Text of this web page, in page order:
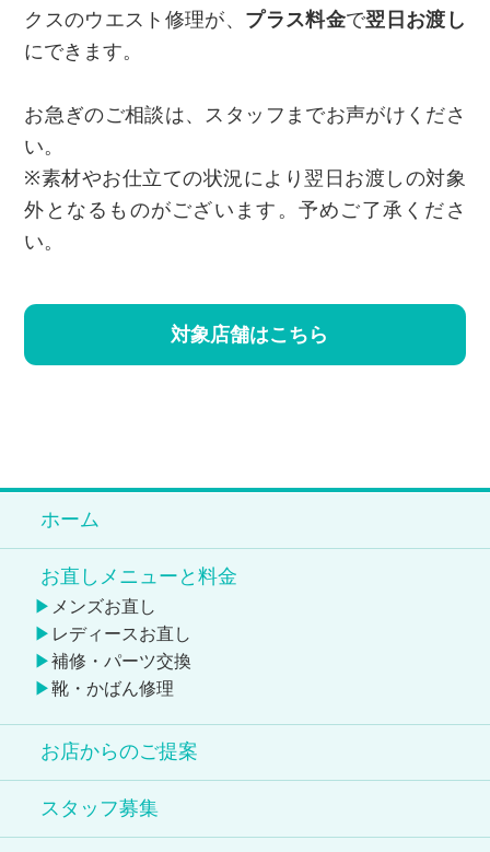
クスのウエスト修理が、 プラス料金で翌日お渡し
にできます。
お急ぎのご相談は、スタッフまでお声がけくださ
い。
※素材やお仕立ての状況により翌日お渡しの対象
外となるものがございます。予めご了承くださ
い。
対象店舗はこちら
ホーム
お直しメニューと料金
メンズお直し
レディースお直し
補修・パーツ交換
靴・かばん修理
お店からのご提案
スタッフ募集